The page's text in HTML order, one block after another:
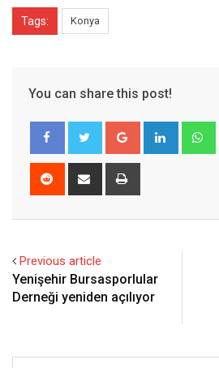
Tags: Konya
You can share this post!
Google+ LinkedIn
Reddit
Share
Previous article
Yenişehir Bursasporlular
Derneği yeniden açılıyor